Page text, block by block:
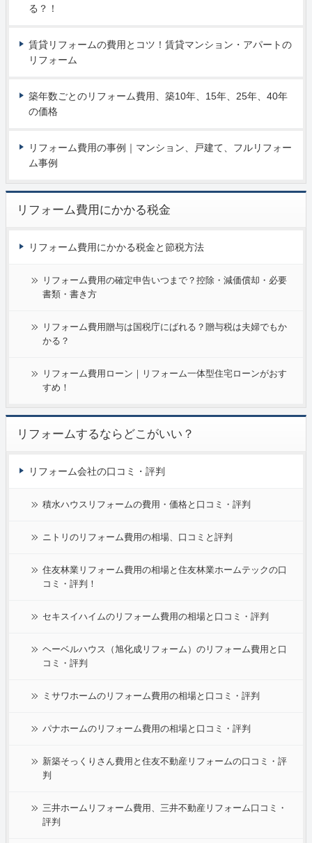
る？！
賃貸リフォームの費用とコツ！賃貸マンション・アパートの
リフォーム
築年数ごとのリフォーム費用、築10年、15年、25年、40年
の価格
リフォーム費用の事例｜マンション、戸建て、フルリフォー
ム事例
リフォーム費用にかかる税金
リフォーム費用にかかる税金と節税方法
リフォーム費用の確定申告いつまで？控除・減価償却・必要
書類・書き方
リフォーム費用贈与は国税庁にばれる？贈与税は夫婦でもか
かる？
リフォーム費用ローン｜リフォーム一体型住宅ローンがおす
すめ！
リフォームするならどこがいい？
リフォーム会社の口コミ・評判
積水ハウスリフォームの費用・価格と口コミ・評判
ニトリのリフォーム費用の相場、口コミと評判
住友林業リフォーム費用の相場と住友林業ホームテックの口
コミ・評判！
セキスイハイムのリフォーム費用の相場と口コミ・評判
ヘーベルハウス（旭化成リフォーム）のリフォーム費用と口
コミ・評判
ミサワホームのリフォーム費用の相場と口コミ・評判
パナホームのリフォーム費用の相場と口コミ・評判
新築そっくりさん費用と住友不動産リフォームの口コミ・評
判
三井ホームリフォーム費用、三井不動産リフォーム口コミ・
評判